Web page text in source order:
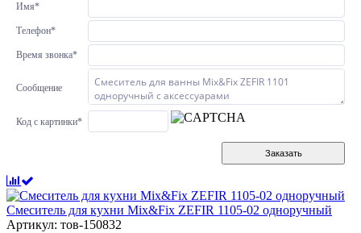
Имя*
Телефон*
Время звонка*
Сообщение
Код с картинки*
Заказать
Смеситель для кухни Mix&Fix ZEFIR 1105-02 одноручный
Артикул: тов-150832